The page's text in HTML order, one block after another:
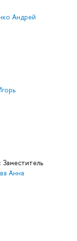
Андрей
Анна